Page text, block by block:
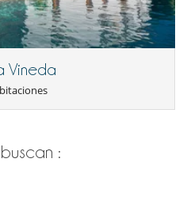
Vineda
: